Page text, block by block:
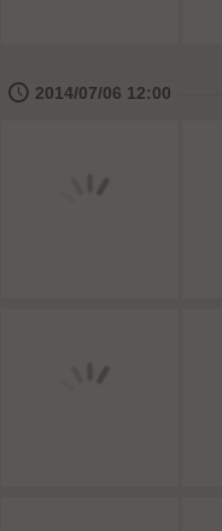
🕔 2014/07/06 12:00